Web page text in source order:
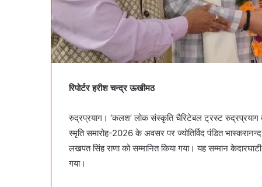
रिपोर्टर हरीश चन्द्र ऊखीमठ
रुद्रप्रयाग। ‘कलश’ लोक संस्कृति चैरिटेबल ट्रस्ट रुद्रप्रयाग
स्मृति समारोह-2026 के अवसर पर ज्योतिर्विद पंडित
लखपत सिंह राणा को सम्मानित किया गया। यह सम्मान
गया।